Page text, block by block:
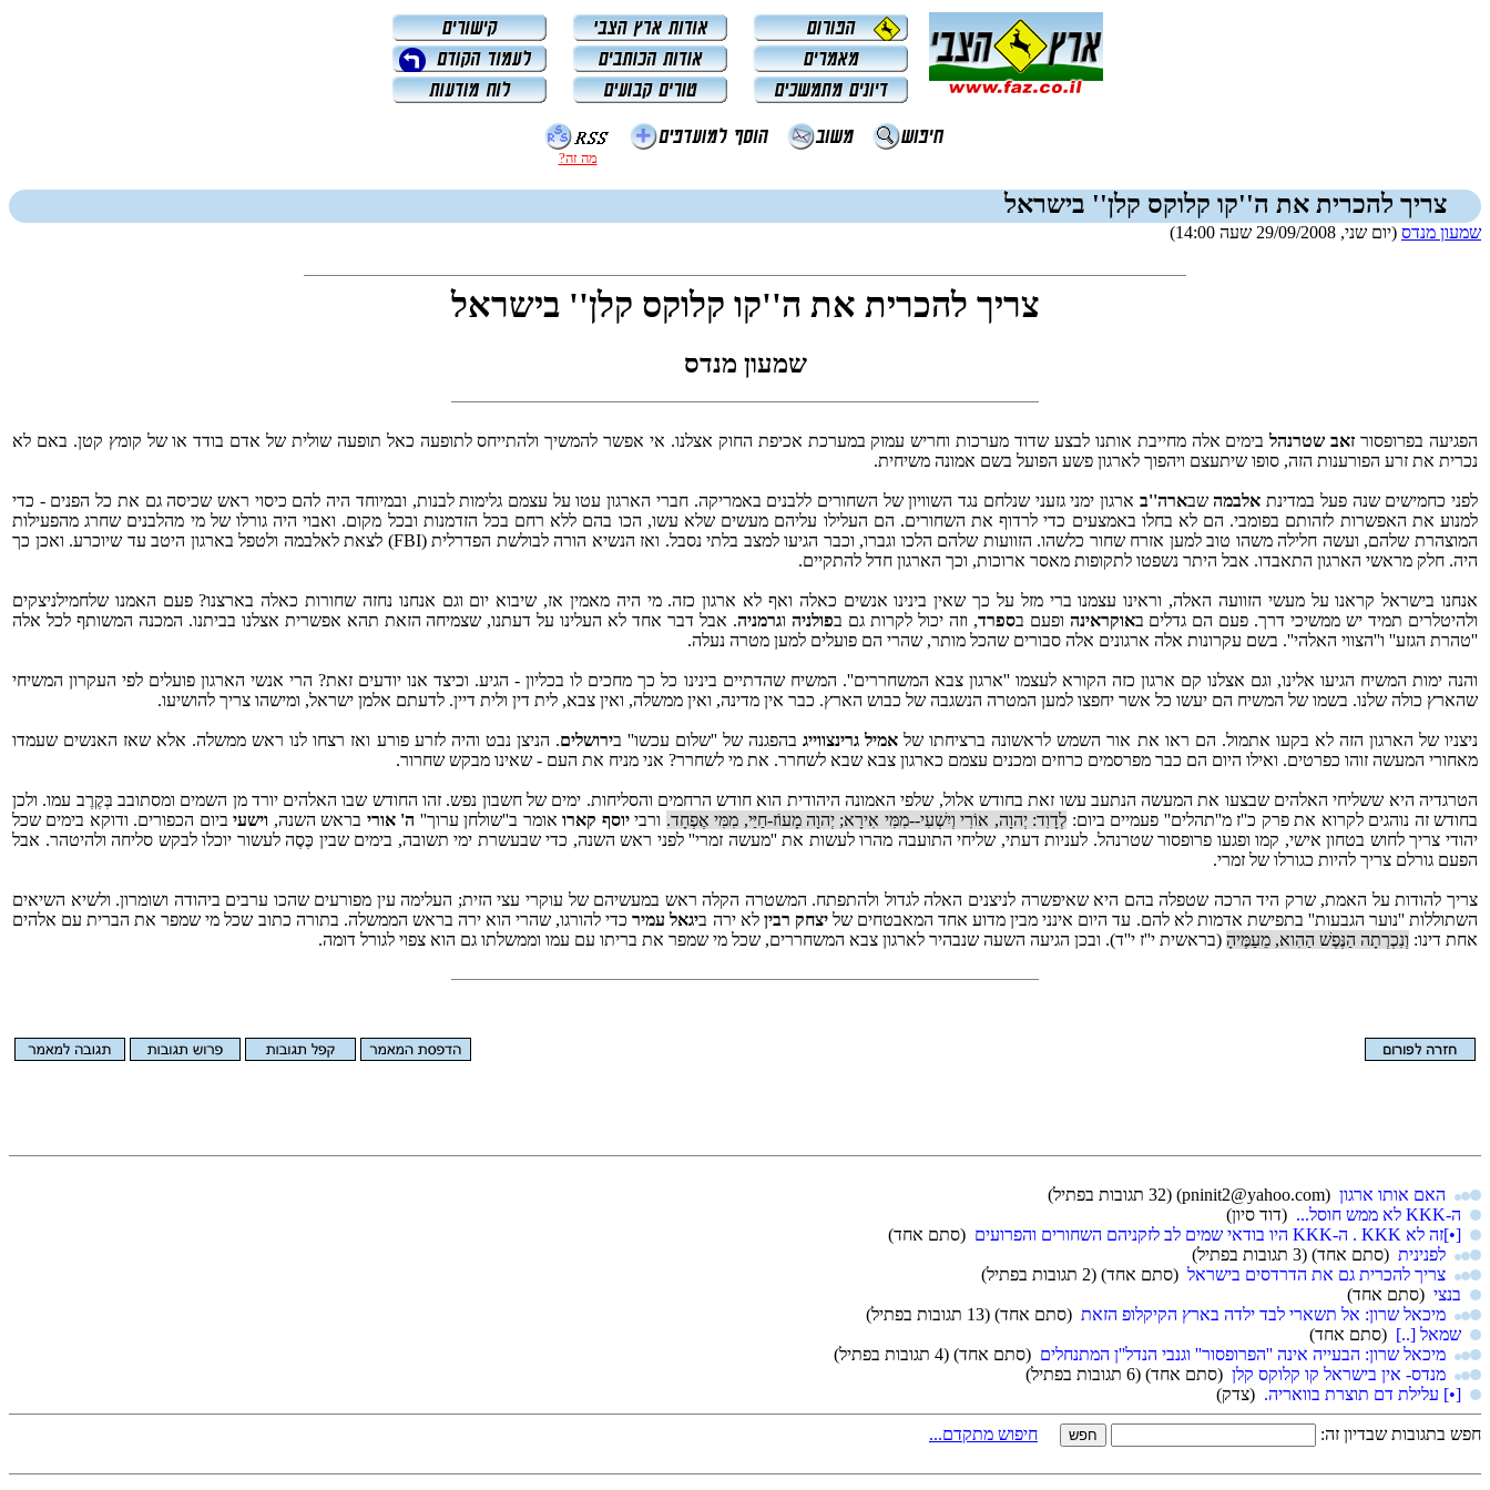
מה זה?
צריך להכרית את ה''קו קלוקס קלן'' בישראל
שמעון מנדס (יום שני, 29/09/2008 שעה 14:00)
צריך להכרית את ה''קו קלוקס קלן'' בישראל
שמעון מנדס
הפגיעה בפרופסור זאב שטרנהלבימים אלה מחייבת אותנו לבצע שדוד מערכות וחריש עמוק במערכת אכיפת החוק אצלנו. אי אפשר להמשיך ולהתייחס לתופעה כאל תופעה שולית של אדם בודד או של קומץ קטן. באם לא
נכרית את זרע הפורענות הזה, סופו שיתעצם ויהפוך לארגון פשע הפועל בשם אמונה משיחית.
לפני כחמישים שנה פעל במדינת אלבמהשבארה''ב ארגון ימני גזעני שנלחם נגד השוויון של השחורים ללבנים באמריקה. חברי הארגון עטו על עצמם גלימות לבנות, ובמיוחד היה להם כיסוי ראש שכיסה גם את כל הפנים - כדי
למנוע את האפשרות לזהותם בפומבי. הם לא בחלו באמצעים כדי לרדוף את השחורים. הם העלילו עליהם מעשים שלא עשו, הכו בהם ללא רחם בכל הזדמנות ובכל מקום. ואבוי היה גורלו של מי מהלבנים שחרג מהפעילות
המוצהרת שלהם, ועשה חלילה משהו טוב למען אזרח שחור כלשהו. הזוועות שלהם הלכו וגברו, וכבר הגיעו למצב בלתי נסבל. ואז הנשיא הורה לבולשת הפדרלית (FBI) לצאת לאלבמה ולטפל בארגון היטב עד שיוכרע. ואכן כך
היה. חלק מראשי הארגון התאבדו. אבל היתר נשפטו לתקופות מאסר ארוכות, וכך הארגון חדל להתקיים.
אנחנו בישראל קראנו על מעשי הזוועה האלה, וראינו עצמנו ברי מזל על כך שאין בינינו אנשים כאלה ואף לא ארגון כזה. מי היה מאמין אז, שיבוא יום וגם אנחנו נחזה שחורות כאלה בארצנו? פעם האמנו שלחמילניצקים
ולהיטלרים תמיד יש ממשיכי דרך. פעם הם גדלים באוקראינה ופעם בספרד, וזה יכול לקרות גם בפולניה וגרמניה. אבל דבר אחד לא העלינו על דעתנו, שצמיחה הזאת תהא אפשרית אצלנו בביתנו. המכנה המשותף לכל אלה
''טהרת הגזע'' ו''הצווי האלהי''. בשם עקרונות אלה ארגונים אלה סבורים שהכל מותר, שהרי הם פועלים למען מטרה נעלה.
והנה ימות המשיח הגיעו אלינו, וגם אצלנו קם ארגון כזה הקורא לעצמו ''ארגון צבא המשחררים''. המשיח שהדתיים בינינו כל כך מחכים לו בכליון - הגיע. וכיצד אנו יודעים זאת? הרי אנשי הארגון פועלים לפי העקרון המשיחי
שהארץ כולה שלנו. בשמו של המשיח הם יעשו כל אשר יחפצו למען המטרה הנשגבה של כבוש הארץ. כבר אין מדינה, ואין ממשלה, ואין צבא, לית דין ולית דיין. לדעתם אלמן ישראל, ומישהו צריך להושיעו.
ניצניו של הארגון הזה לא בקעו אתמול. הם ראו את אור השמש לראשונה ברציחתו של אמיל גרינצווייגבהפגנה של ''שלום עכשו'' בירושלים. הניצן נבט והיה לזרע פורע ואז רצחו לנו ראש ממשלה. אלא שאז האנשים שעמדו
מאחורי המעשה זוהו כפרטים. ואילו היום הם כבר מפרסמים כרוזים ומכנים עצמם כארגון צבא שבא לשחרר. את מי לשחרר? אני מניח את העם - שאינו מבקש שחרור.
הטרגדיה היא ששליחי האלהים שבצעו את המעשה הנתעב עשו זאת בחודש אלול, שלפי האמונה היהודית הוא חודש הרחמים והסליחות. ימים של חשבון נפש. זהו החודש שבו האלהים יורד מן השמים ומסתובב בְּקֶרֶב עמו. ולכן
בחודש זה נוהגים לקרוא את פרק כ''ז מ''תהלים'' פעמיים ביום: לְדָוִד: יְהוָה, אוֹרִי וְיִשְׁעִי--מִמִּי אִירָא; יְהוָה מָעוֹז-חַיַּי, מִמִּי אֶפְחָד. ורבייוסף קארואומר ב''שולחן ערוך'' ה' אורי בראש השנה, וישעיביום הכפורים. ודוקא בימים שכל
יהודי צריך לחוש בטחון אישי, קמו ופגעו פרופסור שטרנהל. לעניות דעתי, שליחי התועבה מהרו לעשות את ''מעשה זמרי'' לפני ראש השנה, כדי שבעשרת ימי תשובה, בימים שבין כֶּסֶה לעשור יוכלו לבקש סליחה ולהיטהר. אבל
הפעם גורלם צריך להיות כגורלו של זמרי.
צריך להודות על האמת, שרק היד הרכה שטפלה בהם היא שאיפשרה לניצנים האלה לגדול ולהתפתח. המשטרה הקלה ראש במעשיהם של עוקרי עצי הזית; העלימה עין מפורעים שהכו ערבים ביהודה ושומרון. ולשיא השיאים
השתוללות ''נוער הגבעות'' בתפישת אדמות לא להם. עד היום אינני מבין מדוע אחד המאבטחים שליצחק רבין לא ירה ביגאל עמירכדי להורגו, שהרי הוא ירה בראש הממשלה. בתורה כתוב שכל מי שמפר את הברית עם אלהים
אחת דינו: וְנִכְרְתָה הַנֶּפֶשׁ הַהִוא, מֵעַמֶּיהָ (בראשית י''ז י''ד). ובכן הגיעה השעה שנבהיר לארגון צבא המשחררים, שכל מי שמפר את בריתו עם עמו וממשלתו גם הוא צפוי לגורל דומה.
האם אותו ארגון (pninit2@yahoo.com)
(32 תגובות בפתיל)
ה-KKK לא ממש חוסל...
(דוד סיון)
[•]זה לא KKK . ה-KKK היו בודאי שמים לב לזקניהם השחורים והפרועים
(סתם אחד)
לפנינית (סתם אחד) (3 תגובות בפתיל)
צריך להכרית גם את הדרדסים בישראל (סתם אחד) (2 תגובות בפתיל)
בנצי (סתם אחד)
מיכאל שרון: אל תשארי לבד ילדה בארץ הקיקלופ הזאת (סתם אחד) (13 תגובות בפתיל)
שמאל [..] (סתם אחד)
מיכאל שרון: הבעייה אינה ''הפרופסור'' וגנבי הנדל''ן המתנחלים (סתם אחד) (4 תגובות בפתיל)
מנדס- אין בישראל קו קלוקס קלן (סתם אחד) (6 תגובות בפתיל)
[•] עלילת דם תוצרת בוואריה. (צדק)
חפש בתגובות שבדיון זה: חיפוש מתקדם...